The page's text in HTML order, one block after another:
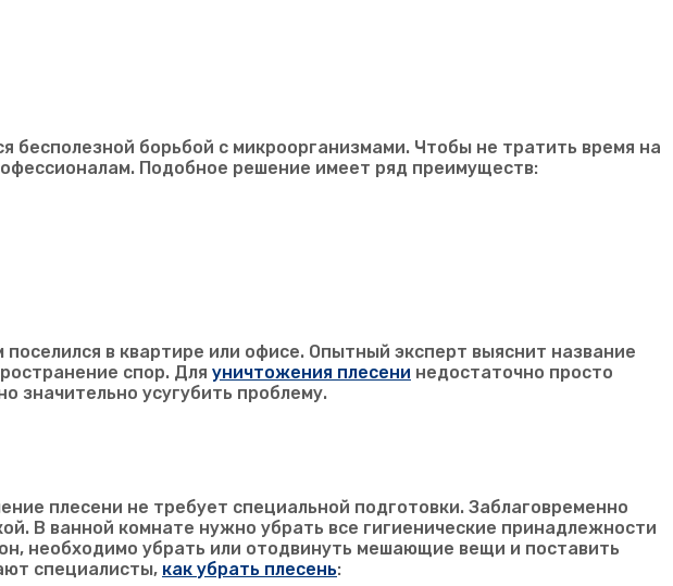
бесполезной борьбой с микроорганизмами. Чтобы не тратить время на
Подобное решение имеет ряд преимуществ:
в квартире или офисе. Опытный эксперт выяснит название
спор. Для уничтожения плесени недостаточно просто
значительно усугубить проблему.
плесени не требует специальной подготовки. Заблаговременно
В ванной комнате нужно убрать все гигиенические принадлежности
необходимо убрать или отодвинуть мешающие вещи и поставить
специалисты, как убрать плесень: